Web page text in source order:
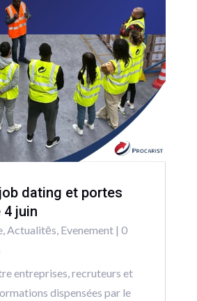
dating et portes
juin
, Actualitēs Evenement| 0
entreprises, recruteurs et
dispensées par le